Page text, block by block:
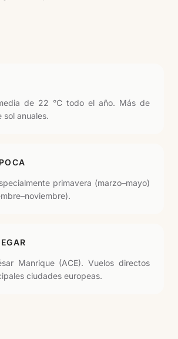
de 22 °C todo el año. Más de
sol anuales.
primavera (marzo–mayo)
Manrique (ACE). Vuelos directos
ciudades europeas.